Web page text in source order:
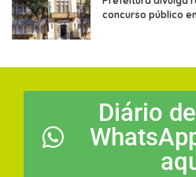
concurso público
Diário